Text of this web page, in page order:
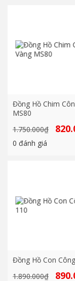
Đồng Hồ Chim
MS80
1.750.000₫
Giá
gốc
0 đánh giá
Đồng Hồ Con
1.890.000₫
Giá